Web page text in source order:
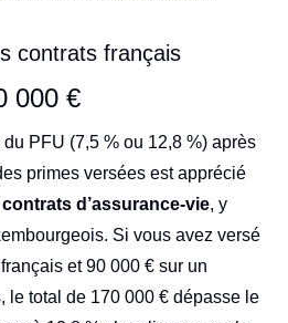
contrats français
000 €
PFU (7,5 % ou 12,8 %) après
primes versées est apprécié
contrats d’assurance-vie, y
Si vous avez versé
et 90 000 € sur un
le total de 170 000 € dépasse le